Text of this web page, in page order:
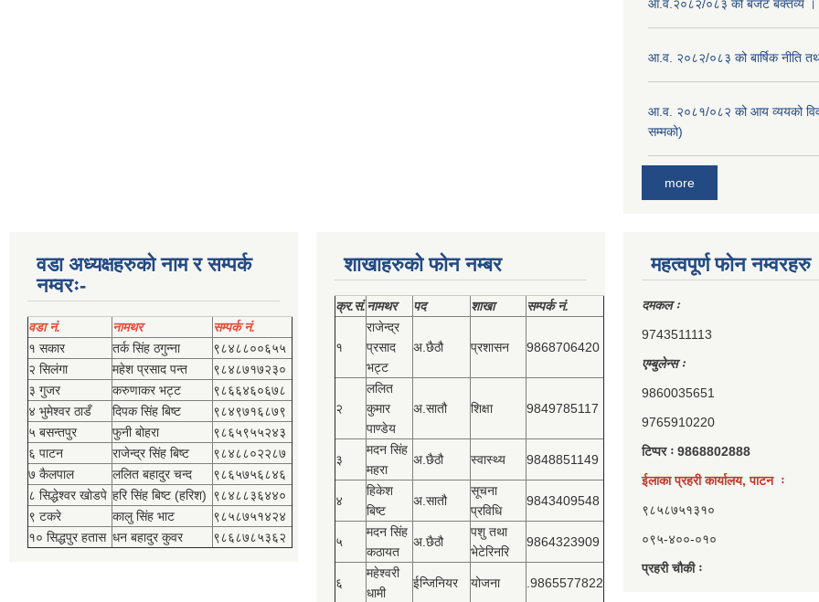
आ.व.२०८२/०८३ को बजेट बक्तव्य ।
आ.व. २०८२/०८३ को बार्षिक नीति
आ.व. २०८१/०८२ को आय व्ययको
सम्मको)
more
वडा अध्यक्षहरुको नाम र सम्पर्क
नम्वरः-
वडा नं. नामथर
सम्पर्क नं.
१ सकार
तर्क सिंह ठगुन्‍ना
९८४८८००६५५
२ सिलंगा
महेश प्रसाद पन्त
९८४८७१७२३०
३ गुजर
करुणाकर भट्ट
९८६६४६०६७८
४ भुमेश्‍वर ठाडँ
दिपक सिंह बिष्‍ट
९८४९७१६८७९
५ बसन्तपुर
फुनी बोहरा
९८६५९५५२४३
६ पाटन
राजेन्द्र सिंह बिष्‍ट
९८४८८०२२८७
७ कैलपाल
ललित बहादुर चन्द
९८६५७५६८४६
८ सिद्धेश्‍वर खोडपे हरि सिंह बिष्‍ट (हरिश) ९८४८८३६४४०
९ टकरे
कालु सिंह भाट
९८५८७५१४२४
१० सिद्धपुर हतास धन बहादुर कुवर ९८६८७८५३६२
शाखाहरुको फोन नम्बर
क्र.सं.नामथर पद शाखा सम्‍पर्क नं.
१
राजेन्द्र
प्रसाद
भट्ट
अ.छैठौ प्रशासन 9868706420
२
ललित
कुमार
पाण्डेय
अ.सातौ शिक्षा 9849785117
३
मदन सिंह
महरा
अ.छैठौ स्वास्थ्य 9848851149
४
हिकेश
बिष्‍ट
अ.सातौ
सूचना
प्रविधि
9843409548
५
मदन सिंह
कठायत
अ.छैठौ
पशु तथा
भेटेरिनरि
9864323909
६
महेश्‍वरी
धामी
ईन्जिनियर योजना .9865577822
महत्वपूर्ण फोन नम्वरहरु
दमकल ः
9743511113
एम्बुलेन्स ः
9860035651
9765910220
टिप्पर ः 9868802888
ईलाका प्रहरी कार्यालय, पाटन ः
९८५८७५१३१०
०९५-४००-०१०
प्रहरी चौकी ः